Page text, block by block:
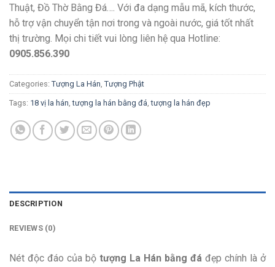
Thuật, Đồ Thờ Bằng Đá…. Với đa dạng mẫu mã, kích thước,
hỗ trợ vận chuyển tận nơi trong và ngoài nước, giá tốt nhất
thị trường. Mọi chi tiết vui lòng liên hệ qua Hotline:
0905.856.390
Categories: Tượng La Hán, Tượng Phật
Tags: 18 vị la hán,tượng la hán bằng đá,tượng la hán đẹp
DESCRIPTION
REVIEWS (0)
Nét độc đáo của bộ tượng La Hán bằng đá đẹp chính là ở